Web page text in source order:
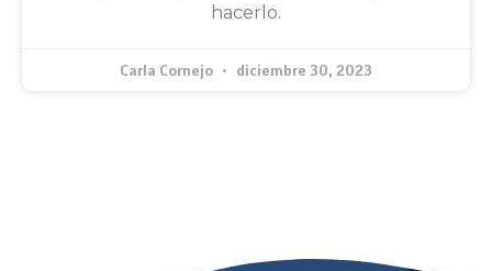
hacerlo.
Carla Cornejo diciembre 30, 2023